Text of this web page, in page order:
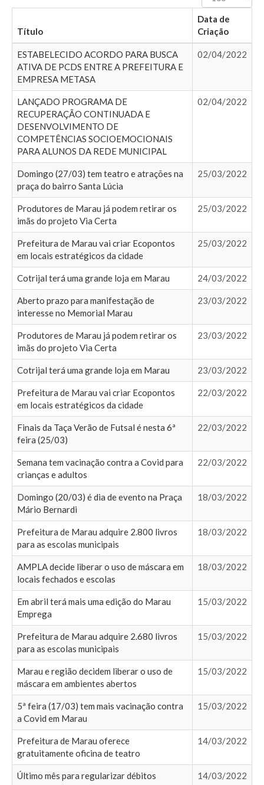
#
Título
Data de
Criação
ESTABELECIDO ACORDO PARA BUSCA
ATIVA DE PCDS ENTRE A PREFEITURA E
EMPRESA METASA
02/04/2022
LANÇADO PROGRAMA DE
RECUPERAÇÃO CONTINUADA E
DESENVOLVIMENTO DE
COMPETÊNCIAS SOCIOEMOCIONAIS
PARA ALUNOS DA REDE MUNICIPAL
02/04/2022
Domingo (27/03) tem teatro e atrações na
praça do bairro Santa Lúcia
25/03/2022
Produtores de Marau já podem retirar os
imãs do projeto Via Certa
25/03/2022
Prefeitura de Marau vai criar Ecopontos
em locais estratégicos da cidade
25/03/2022
Cotrijal terá uma grande loja em Marau 24/03/2022
Aberto prazo para manifestação de
interesse no Memorial Marau
23/03/2022
Produtores de Marau já podem retirar os
imãs do projeto Via Certa
23/03/2022
Cotrijal terá uma grande loja em Marau 23/03/2022
Prefeitura de Marau vai criar Ecopontos
em locais estratégicos da cidade
22/03/2022
Finais da Taça Verão de Futsal é nesta 6ª
feira (25/03)
22/03/2022
Semana tem vacinação contra a Covid para
crianças e adultos
22/03/2022
Domingo (20/03) é dia de evento na Praça
Mário Bernardi
18/03/2022
Prefeitura de Marau adquire 2.800 livros
para as escolas municipais
18/03/2022
AMPLA decide liberar o uso de máscara em
locais fechados e escolas
18/03/2022
Em abril terá mais uma edição do Marau
Emprega
15/03/2022
Prefeitura de Marau adquire 2.680 livros
para as escolas municipais
15/03/2022
Marau e região decidem liberar o uso de
máscara em ambientes abertos
15/03/2022
5ª feira (17/03) tem mais vacinação contra
a Covid em Marau
15/03/2022
Prefeitura de Marau oferece
gratuitamente oficina de teatro
14/03/2022
Último mês para regularizar débitos
14/03/2022